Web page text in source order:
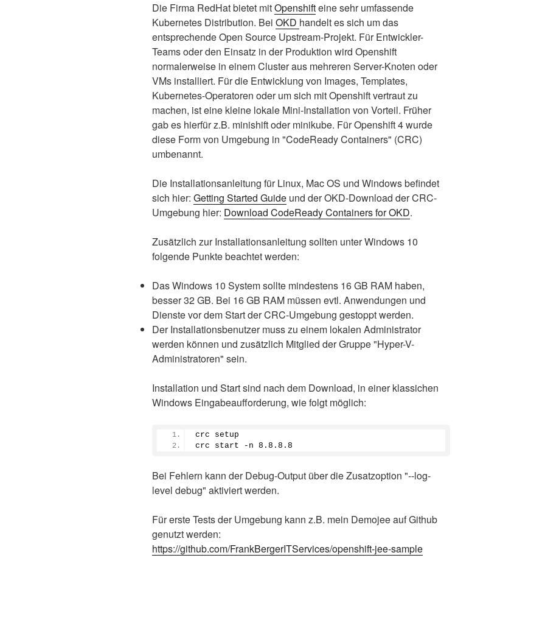
Die Firma RedHat bietet mitOpenshifteine sehr umfassende
Kubernetes Distribution. Bei OKD handelt es sich um das
entsprechende Open Source Upstream-Projekt. Für Entwickler-
Teams oder den Einsatz in der Produktion wird Openshift
normalerweise in einem Cluster aus mehreren Server-Knoten oder
VMs installiert. Für die Entwicklung von Images, Templates,
Kubernetes-Operatoren oder um sich mit Openshift vertraut zu
machen, ist eine kleine lokale Mini-Installation von Vorteil. Früher
gab es hierfür z.B. minishift oder minikube. Für Openshift 4 wurde
diese Form von Umgebung in "CodeReady Containers" (CRC)
umbenannt.
Die Installationsanleitung für Linux, Mac OS und Windows befindet
sich hier: Getting Started Guideund der OKD-Download der CRC-
Umgebung hier: Download CodeReady Containers for OKD.
Zusätzlich zur Installationsanleitung sollten unter Windows 10
folgende Punkte beachtet werden:
Das Windows 10 System sollte mindestens 16 GB RAM haben,
besser 32 GB. Bei 16 GB RAM müssen evtl. Anwendungen und
Dienste vor dem Start der CRC-Umgebung gestoppt werden.
Der Installationsbenutzer muss zu einem lokalen Administrator
werden können und zusätzlich Mitglied der Gruppe "Hyper-V-
Administratoren" sein.
Installation und Start sind nach dem Download, in einer klassichen
Windows Eingabeaufforderung, wie folgt möglich:
crc setup
crc start -n 8.8.8. 8
Bei Fehlern kann der Debug-Output über die Zusatzoption "--log-
level debug" aktiviert werden.
Für erste Tests der Umgebung kann z.B. mein Demojee auf Github
genutzt werden:
https://github.com/FrankBergerITServices/openshift-jee-sample